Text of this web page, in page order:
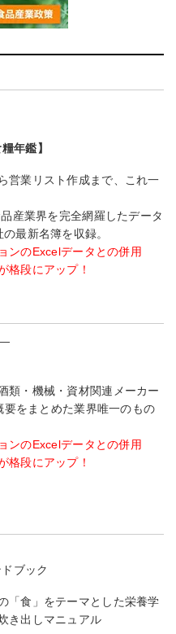
年鑑】
営業リスト作成まで、これ一
産業界を完全網羅したデータ
最新名簿を収録。
ンのExcelデータとの併用
格段にアップ！
類・機械・資材関連メーカー
要をまとめた業界唯一のもの
ンのExcelデータとの併用
格段にアップ！
ブック
「食」をテーマとした栄養学
き出しマニュアル